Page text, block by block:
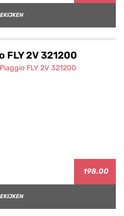
FLY 2V 321200
198.00